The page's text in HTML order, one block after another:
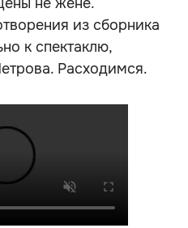
из сборника
к спектаклю,
Расходимся.